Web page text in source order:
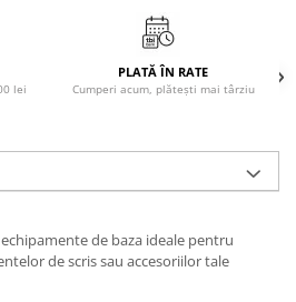
Young
lei
PLATĂ ÎN RATE
Cumperi acum, plătești mai târziu
de baza ideale pentru
de scris sau accesoriilor tale